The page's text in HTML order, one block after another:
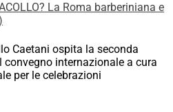
La Roma barberiniana e
Caetani ospita la seconda
internazionale a cura
per le celebrazioni